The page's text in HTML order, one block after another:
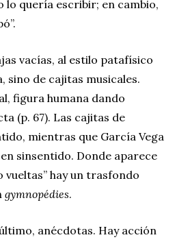
lo quería escribir; en cambio,
vacías, al estilo patafísico
sino de cajitas musicales.
figura humana dando
(p. 67). Las cajitas de
mientras que García Vega
sinsentido. Donde aparece
vueltas” hay un trasfondo
gymnopédies.
anécdotas. Hay acción